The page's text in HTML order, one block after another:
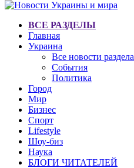
ВСЕ РАЗДЕЛЫ
Главная
Украина
Все новости раздела
События
Политика
Город
Мир
Бизнес
Спорт
Lifestyle
Шоу-биз
Наука
БЛОГИ ЧИТАТЕЛЕЙ